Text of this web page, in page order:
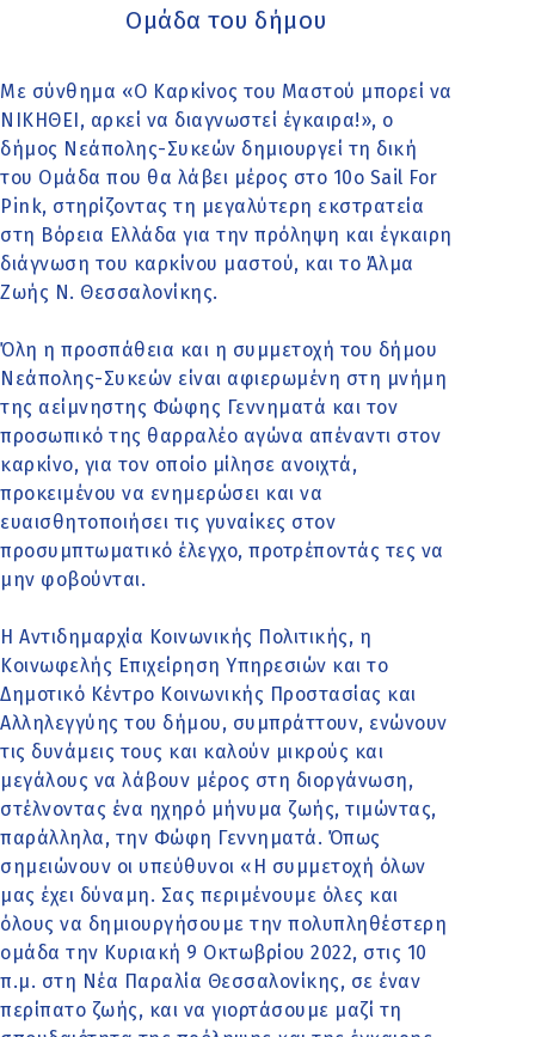
Ομάδα του δήμου
Με σύνθημα «Ο Καρκίνος του Μαστού μπορεί να
ΝΙΚΗΘΕΙ, αρκεί να διαγνωστεί έγκαιρα!», ο
δήμος Νεάπολης-Συκεών δημιουργεί τη δική
του Ομάδα που θα λάβει μέρος στο 10ο Sail For
Pink, στηρίζοντας τη μεγαλύτερη εκστρατεία
στη Βόρεια Ελλάδα για την πρόληψη και έγκαιρη
διάγνωση του καρκίνου μαστού, και το Άλμα
Ζωής Ν. Θεσσαλονίκης.
Όλη η προσπάθεια και η συμμετοχή του δήμου
Νεάπολης-Συκεών είναι αφιερωμένη στη μνήμη
της αείμνηστης Φώφης Γεννηματά και τον
προσωπικό της θαρραλέο αγώνα απέναντι στον
καρκίνο, για τον οποίο μίλησε ανοιχτά,
προκειμένου να ενημερώσει και να
ευαισθητοποιήσει τις γυναίκες στον
προσυμπτωματικό έλεγχο, προτρέποντάς τες να
μην φοβούνται.
Η Αντιδημαρχία Κοινωνικής Πολιτικής, η
Κοινωφελής Επιχείρηση Υπηρεσιών και το
Δημοτικό Κέντρο Κοινωνικής Προστασίας και
Αλληλεγγύης του δήμου, συμπράττουν, ενώνουν
τις δυνάμεις τους και καλούν μικρούς και
μεγάλους να λάβουν μέρος στη διοργάνωση,
στέλνοντας ένα ηχηρό μήνυμα ζωής, τιμώντας,
παράλληλα, την Φώφη Γεννηματά. Όπως
σημειώνουν οι υπεύθυνοι «Η συμμετοχή όλων
μας έχει δύναμη. Σας περιμένουμε όλες και
όλους να δημιουργήσουμε την πολυπληθέστερη
ομάδα την Κυριακή 9 Οκτωβρίου 2022, στις 10
π.μ. στη Νέα Παραλία Θεσσαλονίκης, σε έναν
περίπατο ζωής, και να γιορτάσουμε μαζί τη